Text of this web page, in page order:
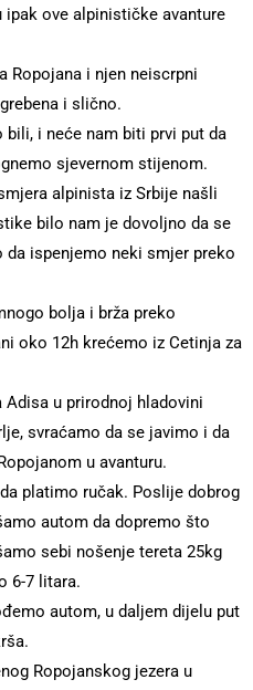
ipak ove alpinističke avanture
Ropojana i njen neiscrpni
i slično.
i neće nam biti prvi put da
sjevernom stijenom.
alpinista iz Srbije našli
bilo nam je dovoljno da se
ispenjemo neki smjer preko
bolja i brža preko
oko 12h krećemo iz Cetinja za
u prirodnoj hladovini
svraćamo da se javimo i da
u avanturu.
platimo ručak. Poslije dobrog
autom da dopremo što
sebi nošenje tereta 25kg
6-7 litara.
autom, u daljem dijelu put
Ropojanskog jezera u